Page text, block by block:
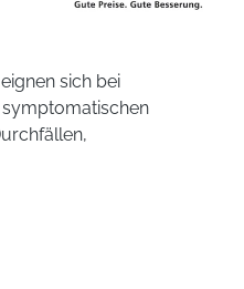
sich bei
symptomatischen